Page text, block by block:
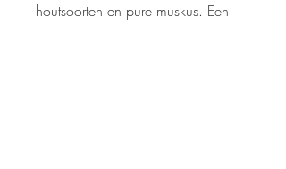
houtsoorten en pure muskus. Een